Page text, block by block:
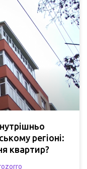
регіоні:
квартир?